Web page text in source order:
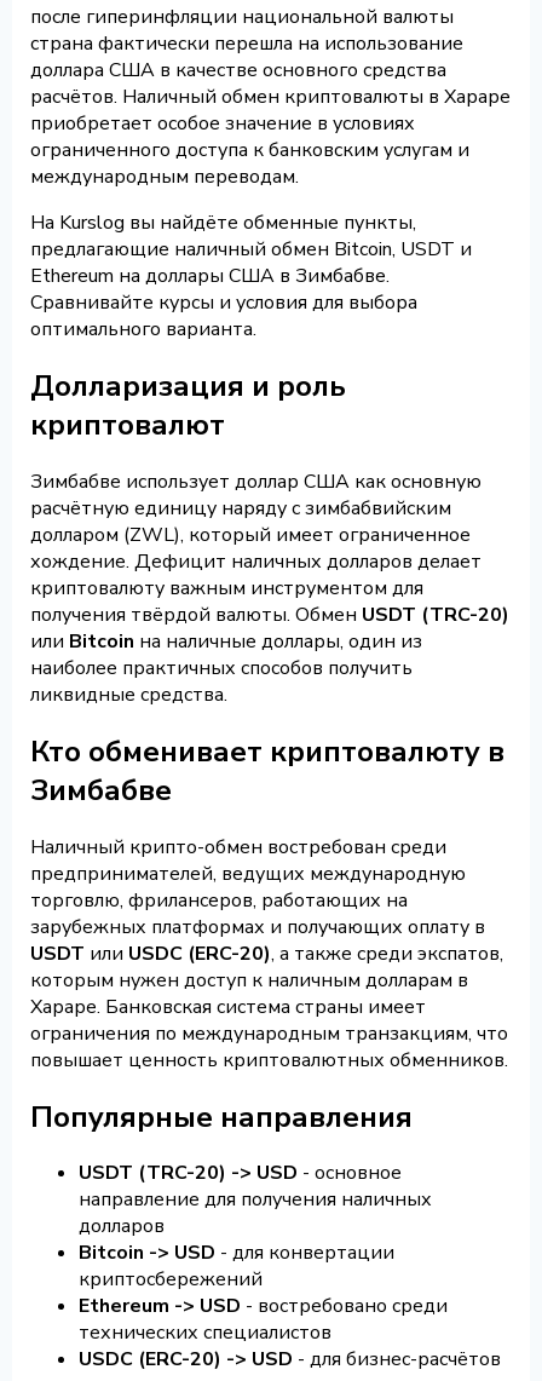
после гиперинфляции национальной валюты
страна фактически перешла на использование
доллара США в качестве основного средства
расчётов. Наличный обмен криптовалюты в Хараре
приобретает особое значение в условиях
ограниченного доступа к банковским услугам и
международным переводам.
На Kurslog вы найдёте обменные пункты,
предлагающие наличный обмен Bitcoin, USDT и
Ethereum на доллары США в Зимбабве.
Сравнивайте курсы и условия для выбора
оптимального варианта.
Долларизация и роль
криптовалют
Зимбабве использует доллар США как основную
расчётную единицу наряду с зимбабвийским
долларом (ZWL), который имеет ограниченное
хождение. Дефицит наличных долларов делает
криптовалюту важным инструментом для
получения твёрдой валюты. Обмен USDT (TRC-20)
или Bitcoin на наличные доллары, один из
наиболее практичных способов получить
ликвидные средства.
Кто обменивает криптовалюту в
Зимбабве
Наличный крипто-обмен востребован среди
предпринимателей, ведущих международную
торговлю, фрилансеров, работающих на
зарубежных платформах и получающих оплату в
USDT или USDC (ERC-20), а также среди экспатов,
которым нужен доступ к наличным долларам в
Хараре. Банковская система страны имеет
ограничения по международным транзакциям, что
повышает ценность криптовалютных обменников.
Популярные направления
USDT (TRC-20) -> USD - основное
направление для получения наличных
долларов
Bitcoin -> USD - для конвертации
криптосбережений
Ethereum -> USD - востребовано среди
технических специалистов
USDC (ERC-20) -> USD - для бизнес-расчётов